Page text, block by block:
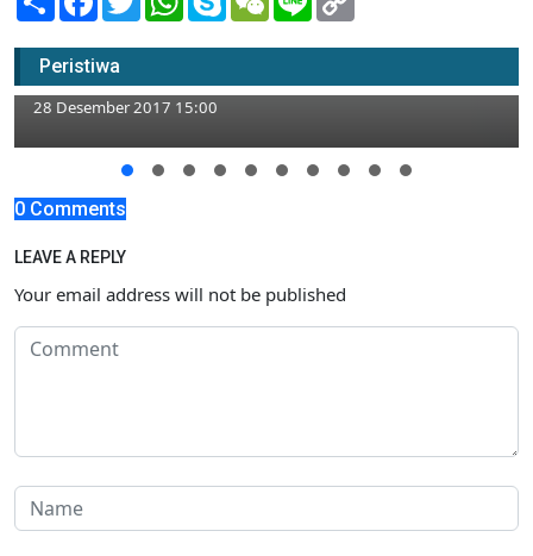
Peristiwa
Diikuti Ratusan Peserta, Latber Joko Tarub
Konteskan Kicau Burung
28 Desember 2017 15:00
0 Comments
LEAVE A REPLY
Your email address will not be published